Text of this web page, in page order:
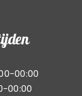
00:00
00:00